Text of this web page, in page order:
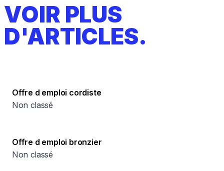
VOIR PLUS
D'ARTICLES.
Offre d emploi cordiste
Non classé
Offre d emploi bronzier
Non classé